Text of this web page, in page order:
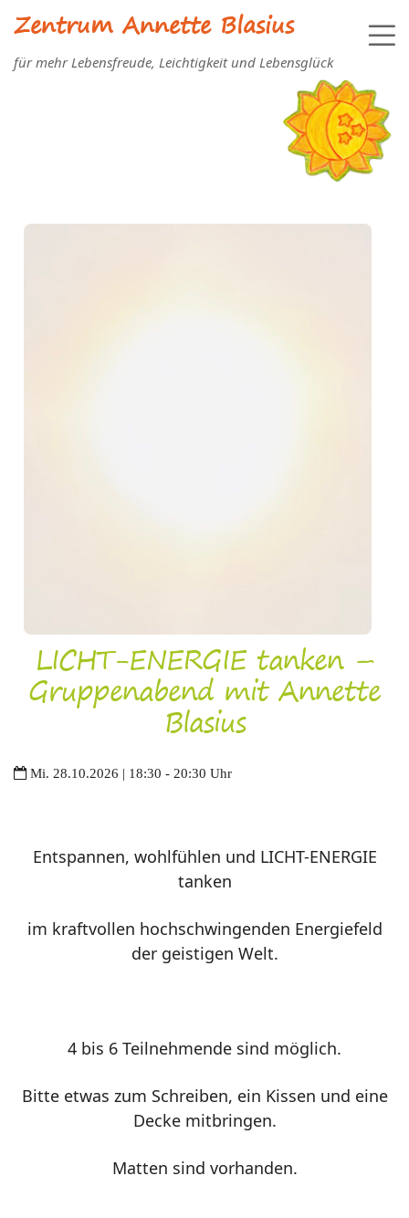
Zentrum Annette Blasius
für mehr Lebensfreude, Leichtigkeit und Lebensglück
LICHT-ENERGIE tanken –
Gruppenabend mit Annette
Blasius
Mi. 28.10.2026 | 18:30 - 20:30 Uhr
Entspannen, wohlfühlen und LICHT-ENERGIE
tanken
im kraftvollen hochschwingenden Energiefeld
der geistigen Welt.
4 bis 6 Teilnehmende sind möglich.
Bitte etwas zum Schreiben, ein Kissen und eine
Decke mitbringen.
Matten sind vorhanden.